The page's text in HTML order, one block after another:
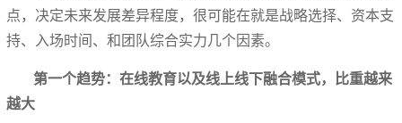
点，决定未来发展差异程度，很可能在就是战略选择、资本支
持、入场时间、和团队综合实力几个因素。
第一个趋势：在线教育以及线上线下融合模式，比重越来
越大